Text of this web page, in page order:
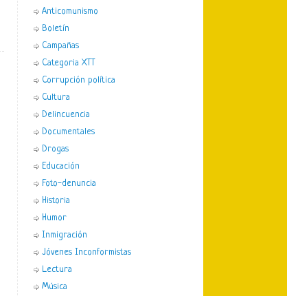
Anticomunismo
Boletín
Campañas
Categoria XTT
Corrupción política
Cultura
Delincuencia
Documentales
Drogas
Educación
Foto-denuncia
Historia
Humor
Inmigración
Jóvenes Inconformistas
Lectura
Música